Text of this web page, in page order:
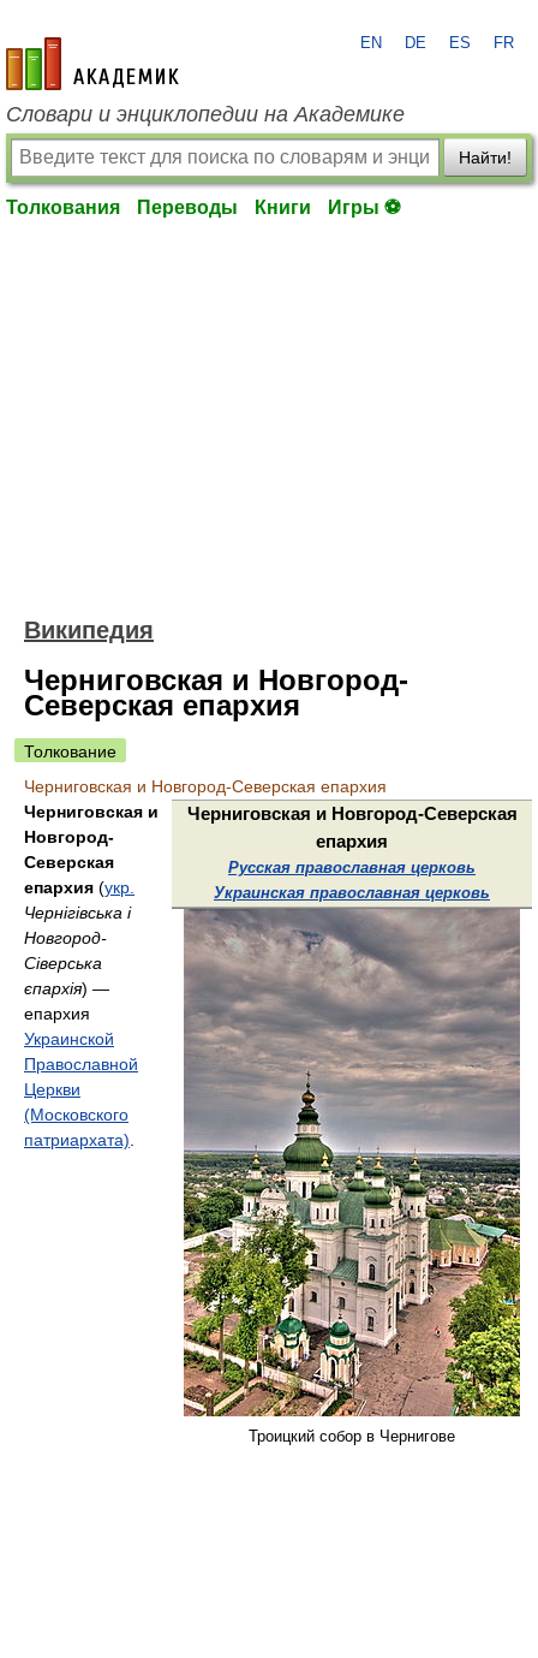
academic.ru
EN DE ES FR
Словари и энциклопедии на Академике
Найти!
Толкования Переводы Книги Игры ⚽
Википедия
Черниговская и Новгород-
Северская епархия
Толкование
Черниговская и Новгород-Северская епархия
Черниговская и Новгород-Северская
епархия
Русская православная церковь
Украинская православная церковь
Троицкий собор в Чернигове
Черниговская и
Новгород-
Северская
епархия (укр.
Чернігівська і
Новгород-
Сіверська
єпархія) —
епархия
Украинской
Православной
Церкви
(Московского
патриархата)